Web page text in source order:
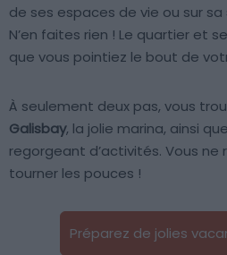
de ses espaces de vie ou sur sa
N’en faites rien ! Le quartier et
que vous pointiez le bout de
À seulement deux pas, vous
Galisbay, la jolie marina, ainsi
regorgeant d’activités. Vous ne
tourner les pouces !
Préparez de jolies